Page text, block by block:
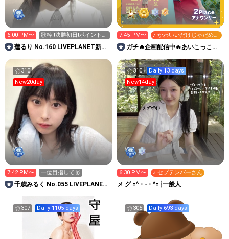
6:00 PM〜
歌枠‼️決勝初日!ポイント
1.2倍‼️
蓮るり No.160 LIVEPLANET新ア
2Place
アナウンサー
7:45 PM〜
♪ かわいいだけじゃだめで
すか？
ガチ🔥企画配信中🔥あいこっこ
310
New20day
7:42 PM〜 一位目指して🥇
千歳みるく No.055 LIVEPLANET
310
Daily 13 days
New14day
6:30 PM〜 ♪ セプテンバーさん
メ グ =^・◦・^=┊︎一般人
307 Daily 1105 days 305 Daily 693 days